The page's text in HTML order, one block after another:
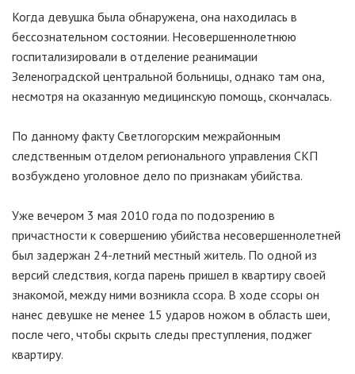
Когда девушка была обнаружена, она находилась в
бессознательном состоянии. Несовершеннолетнюю
госпитализировали в отделение реанимации
Зеленоградской центральной больницы, однако там она,
несмотря на оказанную медицинскую помощь, скончалась.
По данному факту Светлогорским межрайонным
следственным отделом регионального управления СКП
возбуждено уголовное дело по признакам убийства.
Уже вечером 3 мая 2010 года по подозрению в
причастности к совершению убийства несовершеннолетней
был задержан 24-летний местный житель. По одной из
версий следствия, когда парень пришел в квартиру своей
знакомой, между ними возникла ссора. В ходе ссоры он
нанес девушке не менее 15 ударов ножом в область шеи,
после чего, чтобы скрыть следы преступления, поджег
квартиру.